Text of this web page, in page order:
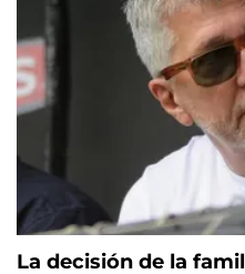
La decisión de la